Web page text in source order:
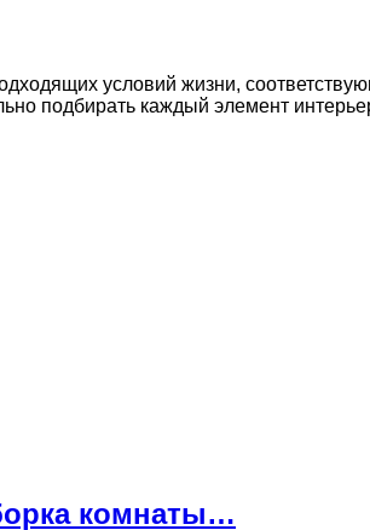
условий жизни,
подбирать каждый элемент
комнаты…